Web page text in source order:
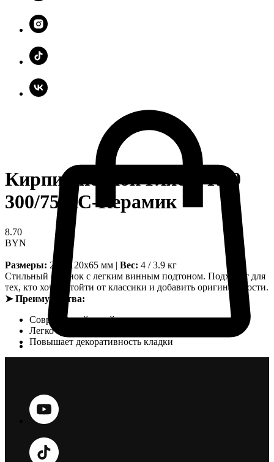
Кирпич печной Гляссе R60
300/75 КС-Керамик
8.70
BYN
Размеры: 250x120x65 мм | Вес: 4 / 3.9 кг
Стильный оттенок с легким винным подтоном. Подходит для
тех, кто хочет отойти от классики и добавить оригинальности.
➤ Преимущества:
Современный дизайн
Легко комбинируется с другими цветами
Повышает декоративность кладки